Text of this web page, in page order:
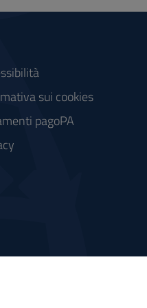
sui cookies
pagoPA